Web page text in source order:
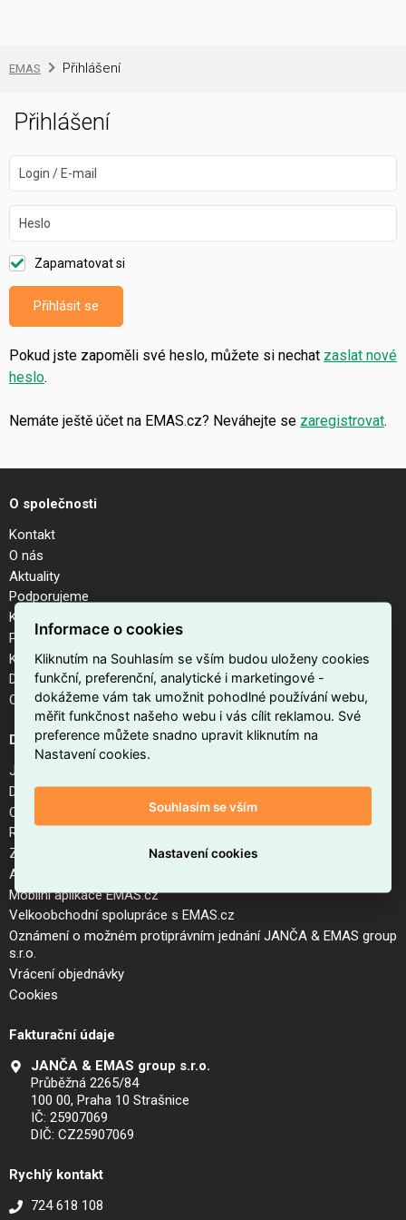
EMAS Přihlášení
Přihlášení
Login / E-mail
Heslo
Zapamatovat si
Přihlásit se
Pokud jste zapoměli své heslo, můžete si nechat zaslat nové
heslo.
Nemáte ještě účet na EMAS.cz? Neváhejte se zaregistrovat.
O společnosti
Kontakt
O nás
Aktuality
Podporujeme
Kalendář akcí
Pobočky
Kariéra
Dodavatelé
Odhlášení z newsletteru
Důležité odkazy
Jak nakupovat na EMAS.cz
Doprava a platba
Obchodní podmínky internetového obchodu EMAS.cz
Reklamační řád a postup pro vrácení zboží
Zásady zpracování osobních údajů (GDPR)
Aktuální ceník
Mobilní aplikace EMAS.cz
Velkoobchodní spolupráce s EMAS.cz
Oznámení o možném protiprávním jednání JANČA & EMAS group
s.r.o.
Vrácení objednávky
Cookies
Fakturační údaje
JANČA & EMAS group s.r.o.
Průběžná 2265/84
100 00, Praha 10 Strašnice
IČ: 25907069
DIČ: CZ25907069
Rychlý kontakt
724 618 108
Informace o cookies
Kliknutím na Souhlasím se vším budou uloženy cookies
funkční, preferenční, analytické i marketingové -
dokážeme vám tak umožnit pohodlné používání webu,
měřit funkčnost našeho webu i vás cílit reklamou. Své
preference můžete snadno upravit kliknutím na
Nastavení cookies.
Souhlasím se vším
Nastavení cookies